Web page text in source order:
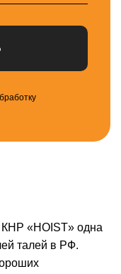
КНР «HOIST» одна
талей в РФ.